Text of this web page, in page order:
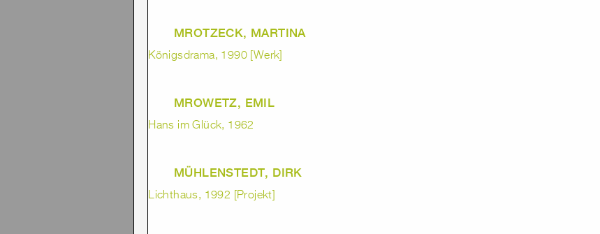
MROTZECK, MARTINA
Königsdrama, 1990 [Werk]
MROWETZ, EMIL
Hans im Glück, 1962
MÜHLENSTEDT, DIRK
Lichthaus, 1992 [Projekt]